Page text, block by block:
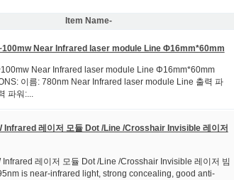
Item Name-
Near Infrared laser module Line Φ16mm*60mm
Near Infrared laser module Line Φ16mm*60mm
이름: 780nm Near Infrared laser module Line 출력 파
파워:...
Infrared 레이저 모듈 Dot /Line /Crosshair Invisible 레이저
레이저 모듈 Dot /Line /Crosshair Invisible 레이저 빔
is near-infrared light, strong concealing, good anti-